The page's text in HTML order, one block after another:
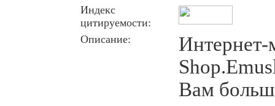
Индекс
цитируемости:
Описание:
Интернет-
Вам